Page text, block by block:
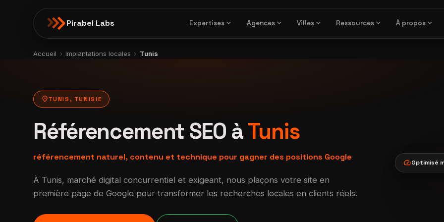
Pirabel Labs Expertises expand_more Agencesexpand_more Villesexpand_more Ressourcesexpand_more À propos expand_more
Accueil › Implantations locales › Tunis
location_on TUNIS, TUNISIE
Référencement SEO àTunis
référencement naturel, contenu et technique pour gagner des positions Google
À Tunis, marché digital concurrentiel et exigeant, nous plaçons votre site en
première page de Google pour transformer les recherches locales en clients réels.
speedOptimisé